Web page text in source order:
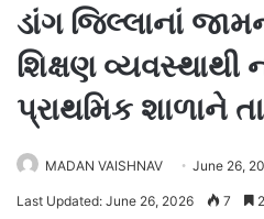
ડાંગ જિલ્લાનાં
શિક્ષણ
પ્રાથમિક શાળાને
MADAN VAISHNAV June 26,
Last Updated: June 26, 2026 7